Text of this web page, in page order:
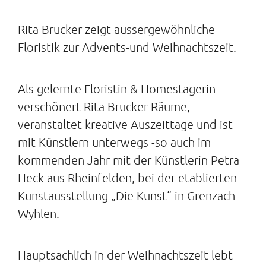
Rita Brucker zeigt aussergewöhnliche
Floristik zur Advents-und Weihnachtszeit.
Als gelernte Floristin & Homestagerin
verschönert Rita Brucker Räume,
veranstaltet kreative Auszeittage und ist
mit Künstlern unterwegs -so auch im
kommenden Jahr mit der Künstlerin Petra
Heck aus Rheinfelden, bei der etablierten
Kunstausstellung „Die Kunst“ in Grenzach-
Wyhlen.
Hauptsachlich in der Weihnachtszeit lebt